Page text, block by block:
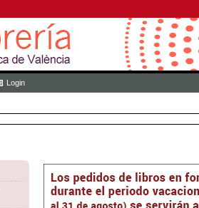
Login